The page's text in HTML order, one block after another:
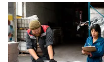
menyodorkan selembar uang